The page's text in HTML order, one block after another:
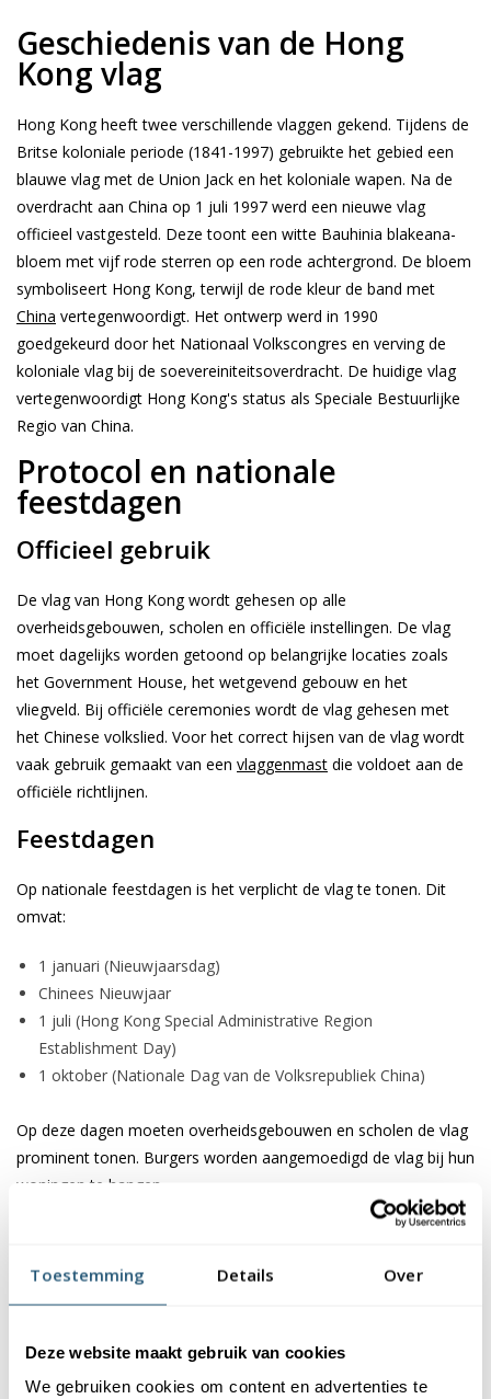
Toestemming Details Over
Deze website maakt gebruik van cookies
We gebruiken cookies om content en advertenties te
Geschiedenis van de Hong
Kong vlag
Hong Kong heeft twee verschillende vlaggen gekend. Tijdens de
Britse koloniale periode (1841-1997) gebruikte het gebied een
blauwe vlag met de Union Jack en het koloniale wapen. Na de
overdracht aan China op 1 juli 1997 werd een nieuwe vlag
officieel vastgesteld. Deze toont een witte Bauhinia blakeana-
bloem met vijf rode sterren op een rode achtergrond. De bloem
symboliseert Hong Kong, terwijl de rode kleur de band met
China vertegenwoordigt. Het ontwerp werd in 1990
goedgekeurd door het Nationaal Volkscongres en verving de
koloniale vlag bij de soevereiniteitsoverdracht. De huidige vlag
vertegenwoordigt Hong Kong's status als Speciale Bestuurlijke
Regio van China.
Protocol en nationale
feestdagen
Officieel gebruik
De vlag van Hong Kong wordt gehesen op alle
overheidsgebouwen, scholen en officiële instellingen. De vlag
moet dagelijks worden getoond op belangrijke locaties zoals
het Government House, het wetgevend gebouw en het
vliegveld. Bij officiële ceremonies wordt de vlag gehesen met
het Chinese volkslied. Voor het correct hijsen van de vlag wordt
vaak gebruik gemaakt van een vlaggenmast die voldoet aan de
officiële richtlijnen.
Feestdagen
Op nationale feestdagen is het verplicht de vlag te tonen. Dit
omvat:
1 januari (Nieuwjaarsdag)
Chinees Nieuwjaar
1 juli (Hong Kong Special Administrative Region
Establishment Day)
1 oktober (Nationale Dag van de Volksrepubliek China)
Op deze dagen moeten overheidsgebouwen en scholen de vlag
prominent tonen. Burgers worden aangemoedigd de vlag bij hun
woningen te hangen.
De vlag wordt halfstok gehangen tijdens officiële rouwperiodes.
Dit gebeurt op bevel van de Chief Executive bij:
Overlijden van belangrijke staatsfiguren
Nationale rampen